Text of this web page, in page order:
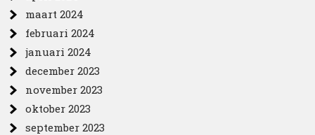
maart 2024
februari 2024
januari 2024
december 2023
november 2023
oktober 2023
september 2023